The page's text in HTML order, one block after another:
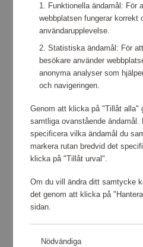
Funktionella ändamål: För
webbplatsen fungerar korrekt
användarupplevelse.
Statistiska ändamål: För
besökare använder
anonyma analyser som
och navigeringen.
Genom att klicka på "Tillåt alla"
samtliga ovanstående
specificera vilka ändamål du
markera rutan bredvid det
klicka på "Tillåt urval".
Om du vill ändra ditt samtycke
det genom att klicka på
sidan.
Nödvändiga